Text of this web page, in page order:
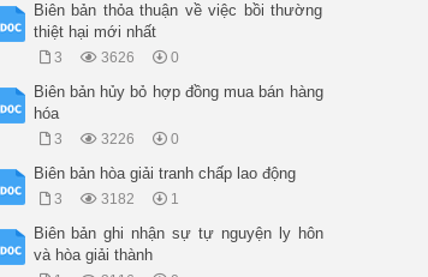
Biên bản thỏa thuận về việc bồi thường
thiệt hại mới nhất
3 3626 0
Biên bản hủy bỏ hợp đồng mua bán hàng
hóa
3 3226 0
Biên bản hòa giải tranh chấp lao động
3 3182 1
Biên bản ghi nhận sự tự nguyện ly hôn
và hòa giải thành